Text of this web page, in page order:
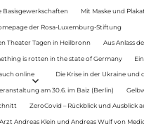
Basisgewerkschaften Mit Maske und
der Rosa-Luxemburg-Stiftung
Theater Tagen in Heilbronn Aus Anlass
is rotten in the state of Germany
online Die Krise in der Ukraine und
am 30.6. im Baiz (Berlin)
ZeroCovid – Rückblick und Ausblick
Andreas Klein und Andreas Wulf von